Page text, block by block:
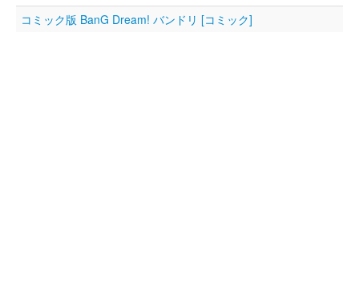
コミック版 BanG Dream! バンドリ [コミック]